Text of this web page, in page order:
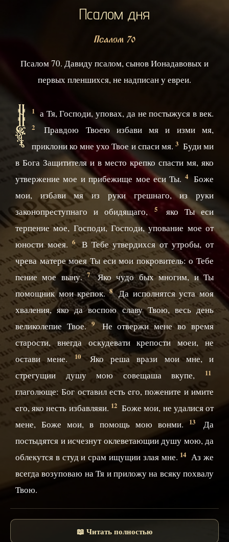
Псалом дня
Псалом 70
Псалом 70. Давиду псалом, сынов Ионадавовых и
первых пленшихся, не надписан у евреи.
1
Н а Тя, Господи, уповах, да не постыжуся в век.
2
Правдою Твоею избави мя и изми мя,
приклони ко мне ухо Твое и спаси мя. 3 Буди ми
в Бога Защитителя и в место крепко спасти мя, яко
утвержение мое и прибежище мое еси Ты. 4
Боже
мои, избави мя из руки грешнаго, из руки
законопреступнаго и обидящаго, 5 яко Ты еси
терпение мое, Господи, Господи, упование мое от
юности моея. 6 В Тебе утвердихся от утробы, от
чрева матере моея Ты еси мои покровитель: о Тебе
пение мое выну.7 Яко чудо бых многим, и Ты
помощник мои крепок.8 Да исполнятся уста моя
хваления, яко да воспою славу Твою, весь день
великолепие Твое.9 Не отвержи мене во время
старости, внегда оскудевати крепости моеи, не
остави мене. 10 Яко реша врази мои мне, и
стрегущии душу мою совещаша вкупе,
11
глаголюще: Бог оставил есть eго, пожените и имите
eго, яко несть избавляяи. 12 Боже мои, не удалися от
мене, Боже мои, в помощь мою вонми.
13
Да
постыдятся и исчезнут оклеветающии душу мою, да
облекутся в студ и срам ищущии злая мне. 14 Аз же
всегда возуповаю на Тя и приложу на всяку похвалу
Твою.
📖 Читать полностью